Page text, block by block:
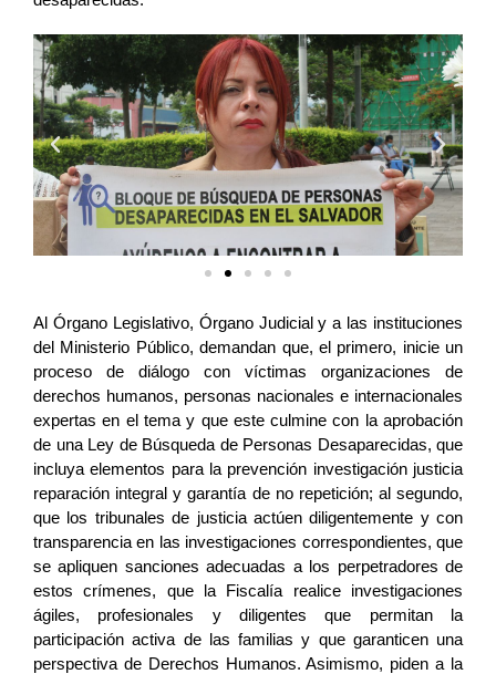
Al Órgano Legislativo, Órgano Judicial y a las instituciones
del Ministerio Público, demandan que, el primero, inicie un
proceso de diálogo con víctimas organizaciones de
derechos humanos, personas nacionales e internacionales
expertas en el tema y que este culmine con la aprobación
de una Ley de Búsqueda de Personas Desaparecidas, que
incluya elementos para la prevención investigación justicia
reparación integral y garantía de no repetición; al segundo,
que los tribunales de justicia actúen diligentemente y con
transparencia en las investigaciones correspondientes, que
se apliquen sanciones adecuadas a los perpetradores de
estos crímenes, que la Fiscalía realice investigaciones
ágiles, profesionales y diligentes que permitan la
participación activa de las familias y que garanticen una
perspectiva de Derechos Humanos. Asimismo, piden a la